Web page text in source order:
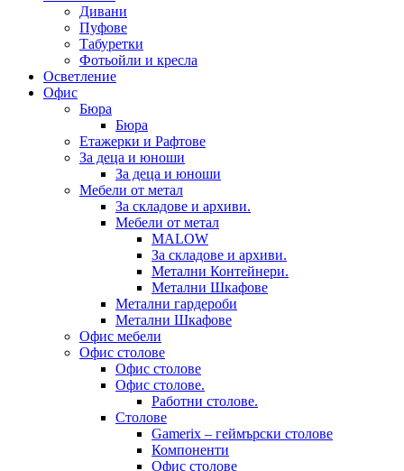
Дивани
Пуфове
Табуретки
Фотьойли и кресла
Осветление
Офис
Бюра
Бюра
Етажерки и Рафтове
За деца и юноши
За деца и юноши
Мебели от метал
За складове и архиви.
Мебели от метал
MALOW
За складове и архиви.
Метални Контейнери.
Метални Шкафове
Метални гардероби
Метални Шкафове
Офис мебели
Офис столове
Офис столове
Офис столове.
Работни столове.
Столове
Gamerix – геймърски столове
Компоненти
Офис столове